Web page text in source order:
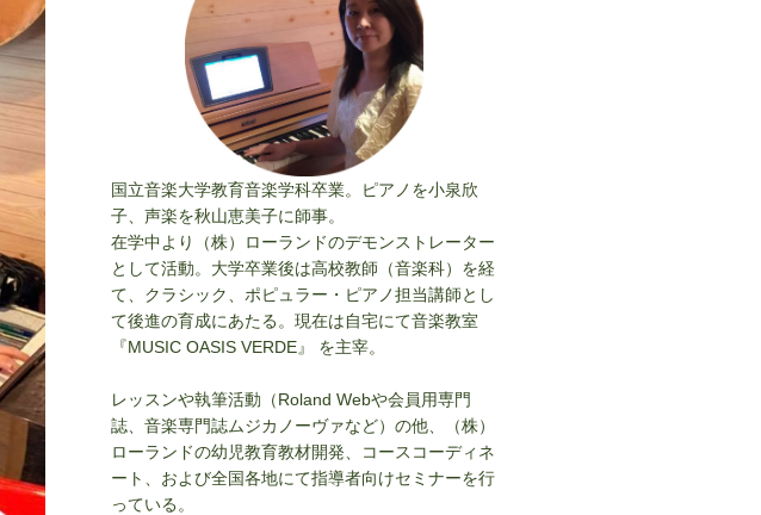
国立音楽大学教育音楽学科卒業。ピアノを小泉欣
子、声楽を秋山恵美子に師事。
在学中より（株）ローランドのデモンストレーター
として活動。大学卒業後は高校教師（音楽科）を経
て、クラシック、ポピュラー・ピアノ担当講師とし
て後進の育成にあたる。現在は自宅にて音楽教室
『MUSIC OASIS VERDE』 を主宰。
レッスンや執筆活動（Roland Webや会員用専門
誌、音楽専門誌ムジカノーヴァなど）の他、（株）
ローランドの幼児教育教材開発、コースコーディネ
ート、および全国各地にて指導者向けセミナーを行
っている。